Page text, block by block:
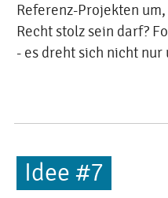
Referenz-Projekten
Recht stolz sein darf?
- es dreht sich nicht nur
Idee #7